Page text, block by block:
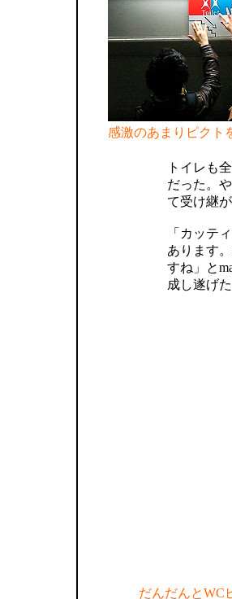
感激のあまりピクト
トイレも
だった。
て受け継
「カッテ
あります
すね」と
成し遂げ
だんだんとWC